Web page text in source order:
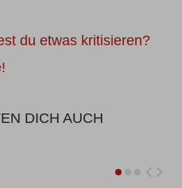
du etwas kritisieren?
DICH AUCH